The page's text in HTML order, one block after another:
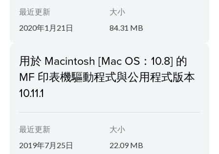
最近更新
2020年1月21日
大小
84.31 MB
用於 Macintosh [Mac OS：10.8] 的
MF 印表機驅動程式與公用程式版本
10.11.1
最近更新
2019年7月25日
大小
22.09 MB